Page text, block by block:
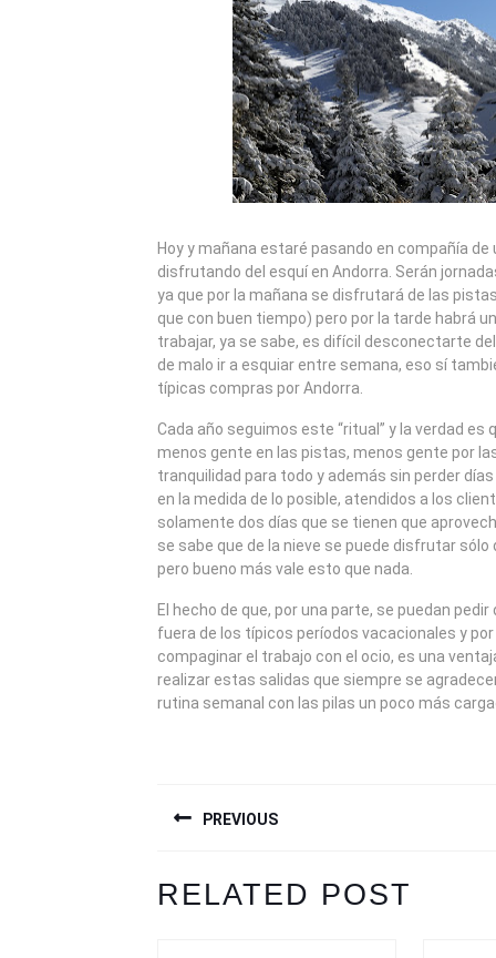
Hoy y mañana estaré pasando en compañía de
disfrutando del esquí en Andorra. Serán
ya que por la mañana se disfrutará de las
que con buen tiempo) pero por la tarde habrá
trabajar, ya se sabe, es difícil desconectarte
de malo ir a esquiar entre semana, eso sí
típicas compras por Andorra.
Cada año seguimos este “ritual” y la verdad es
menos gente en las pistas, menos gente por
tranquilidad para todo y además sin perder
en la medida de lo posible, atendidos a los
solamente dos días que se tienen que
se sabe que de la nieve se puede disfrutar
pero bueno más vale esto que nada.
El hecho de que, por una parte, se puedan
fuera de los típicos períodos vacacionales y
compaginar el trabajo con el ocio, es una
realizar estas salidas que siempre se
rutina semanal con las pilas un poco más
DE
ENTRADAS
PREVIOUS
post:
RELATED POST